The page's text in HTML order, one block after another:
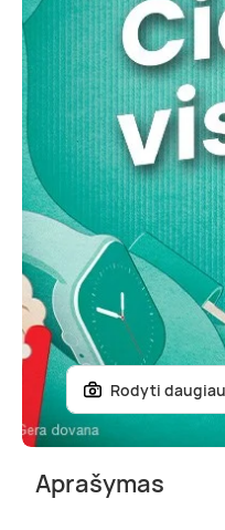
Rodyti
Aprašymas